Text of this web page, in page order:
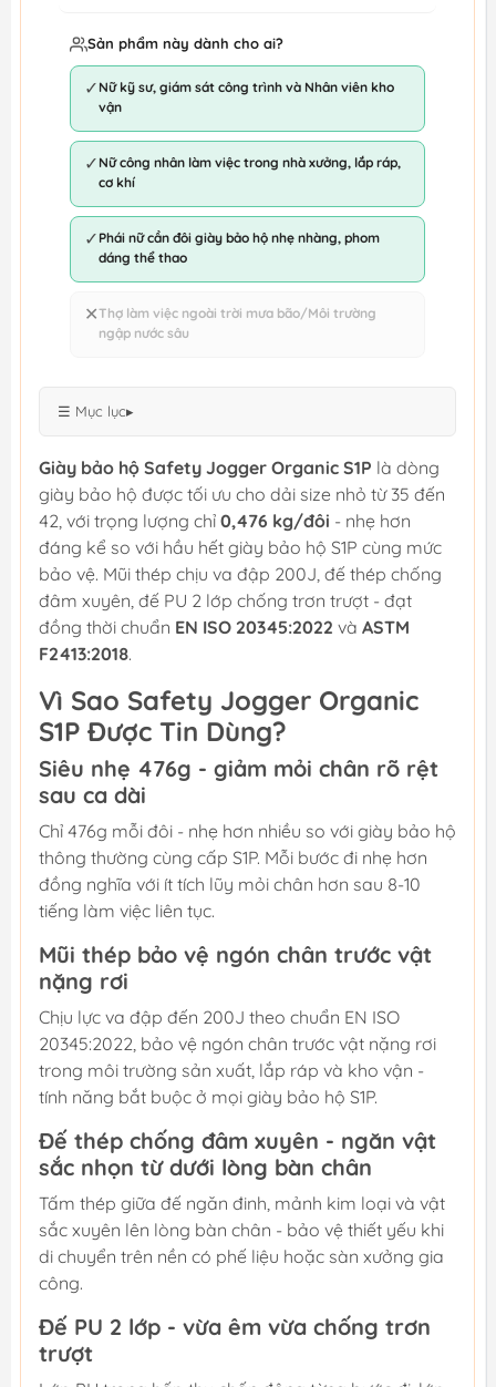
Sản phẩm này dành cho ai?
✓ Nữ kỹ sư, giám sát công trình và Nhân viên kho
vận
✓ Nữ công nhân làm việc trong nhà xưởng, lắp ráp,
cơ khí
✓ Phái nữ cần đôi giày bảo hộ nhẹ nhàng, phom
dáng thể thao
✕Thợ làm việc ngoài trời mưa bão/Môi trường
ngập nước sâu
☰ Mục lục▸
Giày bảo hộ Safety Jogger Organic S1P là dòng
giày bảo hộ được tối ưu cho dải size nhỏ từ 35 đến
42, với trọng lượng chỉ 0,476 kg/đôi - nhẹ hơn
đáng kể so với hầu hết giày bảo hộ S1P cùng mức
bảo vệ. Mũi thép chịu va đập 200J, đế thép chống
đâm xuyên, đế PU 2 lớp chống trơn trượt - đạt
đồng thời chuẩn EN ISO 20345:2022 và ASTM
F2413:2018.
Vì Sao Safety Jogger Organic
S1P Được Tin Dùng?
Siêu nhẹ 476g - giảm mỏi chân rõ rệt
sau ca dài
Chỉ 476g mỗi đôi - nhẹ hơn nhiều so với giày bảo hộ
thông thường cùng cấp S1P. Mỗi bước đi nhẹ hơn
đồng nghĩa với ít tích lũy mỏi chân hơn sau 8-10
tiếng làm việc liên tục.
Mũi thép bảo vệ ngón chân trước vật
nặng rơi
Chịu lực va đập đến 200J theo chuẩn EN ISO
20345:2022, bảo vệ ngón chân trước vật nặng rơi
trong môi trường sản xuất, lắp ráp và kho vận -
tính năng bắt buộc ở mọi giày bảo hộ S1P.
Đế thép chống đâm xuyên - ngăn vật
sắc nhọn từ dưới lòng bàn chân
Tấm thép giữa đế ngăn đinh, mảnh kim loại và vật
sắc xuyên lên lòng bàn chân - bảo vệ thiết yếu khi
di chuyển trên nền có phế liệu hoặc sàn xưởng gia
công.
Đế PU 2 lớp - vừa êm vừa chống trơn
trượt